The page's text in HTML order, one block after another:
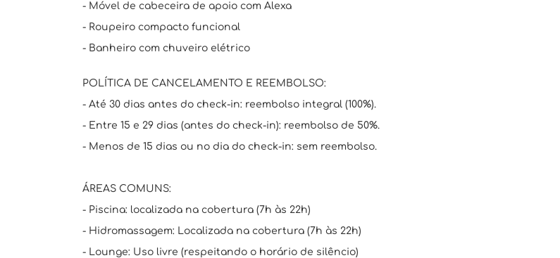
- Móvel de cabeceira de apoio com Alexa
- Roupeiro compacto funcional
- Banheiro com chuveiro elétrico
POLÍTICA DE CANCELAMENTO E REEMBOLSO:
- Até 30 dias antes do check-in: reembolso integral (100%).
- Entre 15 e 29 dias (antes do check-in): reembolso de 50%.
- Menos de 15 dias ou no dia do check-in: sem reembolso.
ÁREAS COMUNS:
- Piscina: localizada na cobertura (7h às 22h)
- Hidromassagem: Localizada na cobertura (7h às 22h)
- Lounge: Uso livre (respeitando o horário de silêncio)